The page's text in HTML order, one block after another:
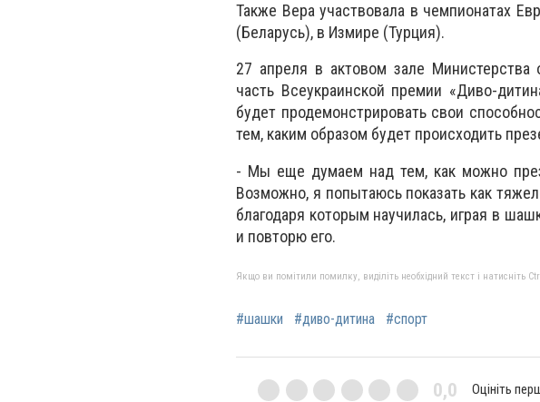
Также Вера участвовала в чемпионатах
(Беларусь), в Измире (Турция).
27 апреля в актовом зале Министерства
часть Всеукраинской премии «Диво-
будет продемонстрировать свои
тем, каким образом будет происходить
- Мы еще думаем над тем, как можно
Возможно, я попытаюсь показать как
благодаря которым научилась, играя в
и повторю его.
Якщо ви помітили помилку, виділіть необхідний текст і натисніть
#шашки #диво-дитина #спорт
0,0 Оцініть